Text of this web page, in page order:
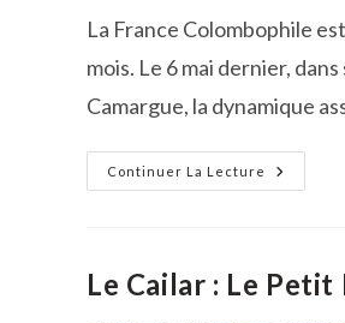
publication :
La France Colombophile
mois. Le 6 mai dernier,
Camargue, la dynamique
Continuer La Lecture
L’Entente
De
Le Cailar : Le